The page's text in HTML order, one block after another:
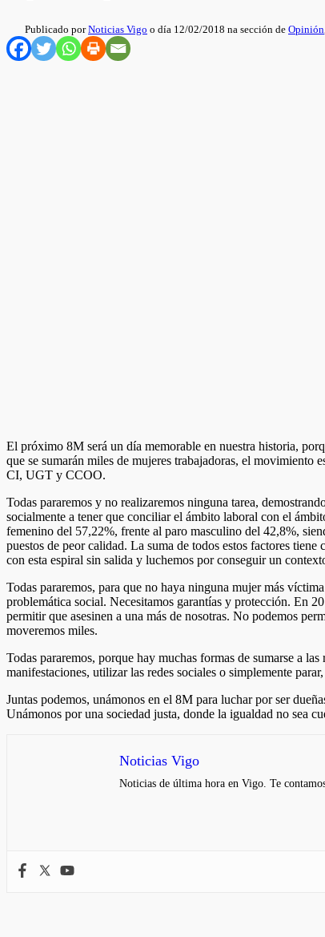
Publicado porNoticias Vigo o día 12/02/2018 na sección de Opinión
El próximo 8M será un día memorable en nuestra historia,
que se sumarán miles de mujeres trabajadoras, el
CI, UGT y CCOO.
Todas pararemos y no realizaremos ninguna tarea,
socialmente a tener que conciliar el ámbito laboral con el
femenino del 57,22%, frente al paro masculino del 42,8%,
puestos de peor calidad. La suma de todos estos factores
con esta espiral sin salida y luchemos por conseguir un
Todas pararemos, para que no haya ninguna mujer más
problemática social. Necesitamos garantías y protección. En
permitir que asesinen a una más de nosotras. No podemos
moveremos miles.
Todas pararemos, porque hay muchas formas de sumarse a
manifestaciones, utilizar las redes sociales o simplemente
Juntas podemos, unámonos en el 8M para luchar por ser
Unámonos por una sociedad justa, donde la igualdad no sea
Noticias Vigo
Noticias de última hora en Vigo. Te